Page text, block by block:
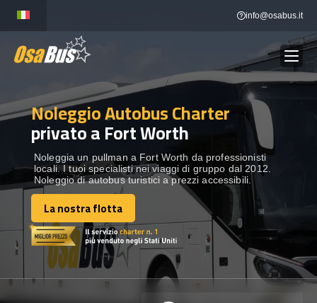
content
info@osabus.it
NOLEGGIO AUTOBUS Show dropdown
DESTINAZIONI Show dropdown
FLOTTA
METTITI IN CONTATTO
METTITI IN CONTATTO
Noleggio Autobus Charter
privato a Fort Worth
Noleggia un pullman a Fort Worth da professionisti
locali. I tuoi specialisti nei viaggi di gruppo dal 2012.
Noleggio di autobus turistici a prezzi accessibili.
La nostra flotta
La nostra flotta